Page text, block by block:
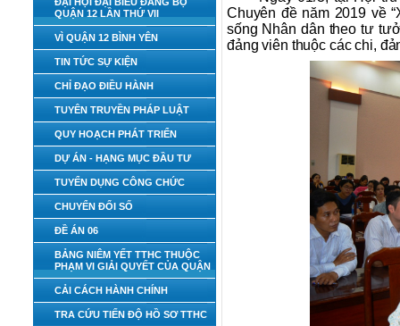
QUẬN 12 LẦN THỨ VII
VÌ QUẬN 12 BÌNH YÊN
TIN TỨC SỰ KIỆN
CHỈ ĐẠO ĐIỀU HÀNH
TUYÊN TRUYỀN PHÁP LUẬT
QUY HOẠCH PHÁT TRIỂN
DỰ ÁN - HẠNG MỤC ĐẦU TƯ
TUYỂN DỤNG CÔNG CHỨC
CHUYỂN ĐỔI SỐ
ĐỀ ÁN 06
BẢNG NIÊM YẾT TTHC THUỘC
PHẠM VI GIẢI QUYẾT CỦA QUẬN
CẢI CÁCH HÀNH CHÍNH
TRA CỨU TIẾN ĐỘ HỒ SƠ TTHC
Chuyên đề năm 2019 về
sống Nhân dân theo tư
đảng viên thuộc các chi,